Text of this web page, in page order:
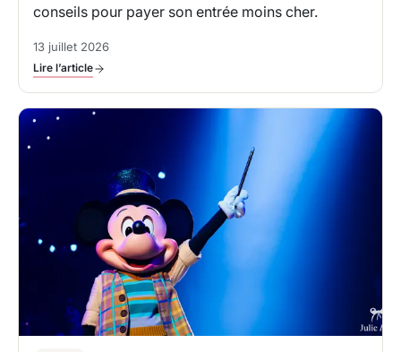
conseils pour payer son entrée moins cher.
13 juillet 2026
Lire l’article